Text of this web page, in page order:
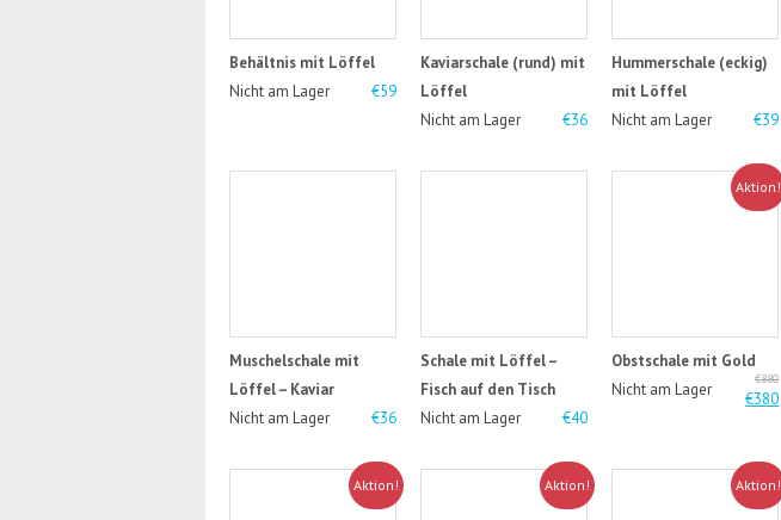
Behältnis mit Löffel
€59
Nicht am Lager
Kaviarschale (rund) mit
Löffel
€36
Nicht am Lager
Hummerschale (eckig)
mit Löffel
€39
Nicht am Lager
Muschelschale mit
Löffel – Kaviar
€36
Nicht am Lager
Schale mit Löffel –
Fisch auf den Tisch
€40
Nicht am Lager
Aktion!
Obstschale mit Gold
€880
€380
Nicht am Lager
Aktion! Aktion! Aktion!